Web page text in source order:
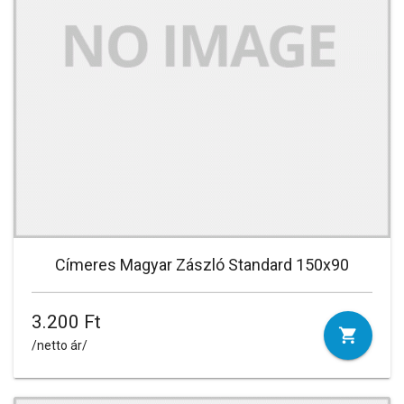
Címeres Magyar Zászló Standard 150x90
3.200 Ft
/netto ár/